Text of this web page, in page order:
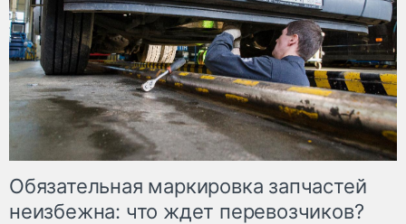
Обязательная маркировка запчастей
неизбежна: что ждет перевозчиков?